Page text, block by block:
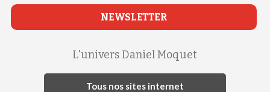
NEWSLETTER
L'univers Daniel Moquet
Tous nos sites internet